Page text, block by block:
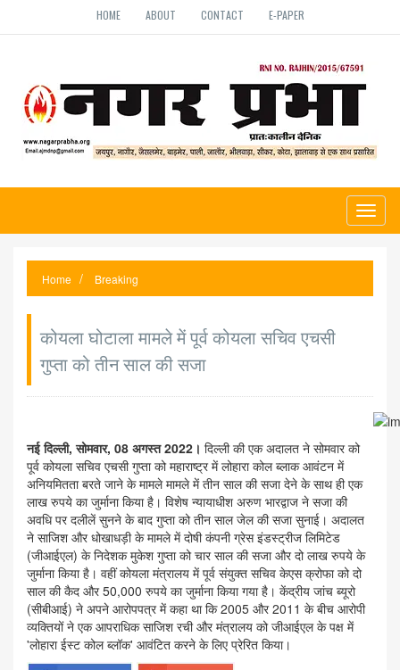
HOME ABOUT CONTACT E-PAPER
Home Breaking
कोयला घोटाला मामले में पूर्व कोयला सचिव एचसी
गुप्ता को तीन साल की सजा
नई दिल्ली, सोमवार, 08 अगस्त 2022। दिल्ली की एक अदालत ने सोमवार को
पूर्व कोयला सचिव एचसी गुप्ता को महाराष्ट्र में लोहारा कोल ब्लाक आवंटन में
अनियमितता बरते जाने के मामले मामले में तीन साल की सजा देने के साथ ही एक
लाख रुपये का जुर्माना किया है। विशेष न्यायाधीश अरुण भारद्वाज ने सजा की
अवधि पर दलीलें सुनने के बाद गुप्ता को तीन साल जेल की सजा सुनाई। अदालत
ने साजिश और धोखाधड़ी के मामले में दोषी कंपनी ग्रेस इंडस्ट्रीज लिमिटेड
(जीआईएल) के निदेशक मुकेश गुप्ता को चार साल की सजा और दो लाख रुपये के
जुर्माना किया है। वहीं कोयला मंत्रालय में पूर्व संयुक्त सचिव केएस क्रोफा को दो
साल की कैद और 50,000 रुपये का जुर्माना किया गया है। केंद्रीय जांच ब्यूरो
(सीबीआई) ने अपने आरोपपत्र में कहा था कि 2005 और 2011 के बीच आरोपी
व्यक्तियों ने एक आपराधिक साजिश रची और मंत्रालय को जीआईएल के पक्ष में
'लोहारा ईस्ट कोल ब्लॉक' आवंटित करने के लिए प्रेरित किया।